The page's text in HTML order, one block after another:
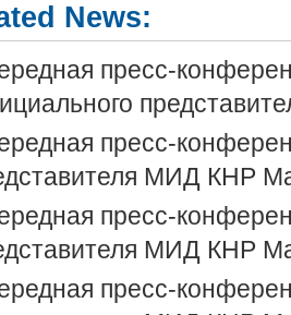
News:
пресс-
пресс-
МИД КНР
пресс-
МИД КНР
пресс-